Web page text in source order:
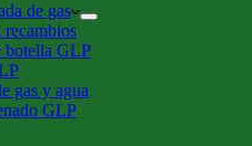
de gas
botella GLP
gas y agua
GLP